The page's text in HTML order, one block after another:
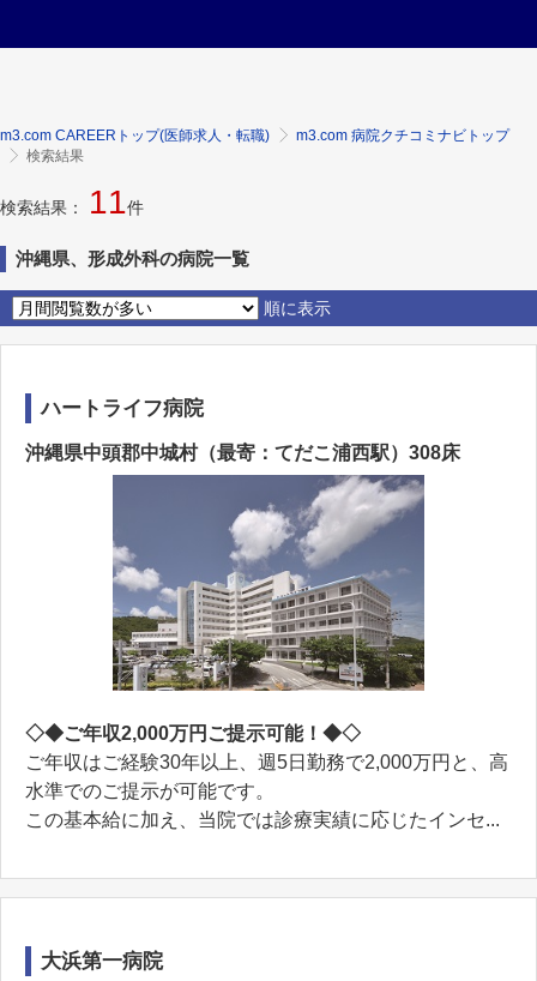
m3.com CAREERトップ(医師求人・転職)
m3.com 病院クチコミナビトップ
検索結果
検索結果： 11件
沖縄県、形成外科の病院一覧
順に表示
ハートライフ病院
沖縄県中頭郡中城村（最寄：てだこ浦西駅）308床
◇◆ご年収2,000万円ご提示可能！◆◇
ご年収はご経験30年以上、週5日勤務で2,000万円と、高
水準でのご提示が可能です。
この基本給に加え、当院では診療実績に応じたインセ...
大浜第一病院